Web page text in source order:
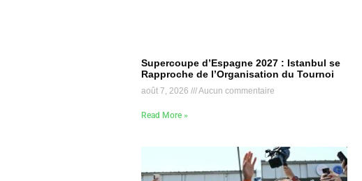
Supercoupe d’Espagne 2027 : Istanbul se
Rapproche de l’Organisation du Tournoi
août 7, 2026 Aucun commentaire
Read More »